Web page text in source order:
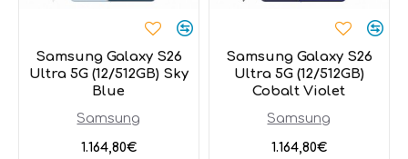
Samsung
Samsung Galaxy S26
Ultra 5G (12/512GB) Sky
Blue
1.164,80€
Samsung
Samsung Galaxy S26
Ultra 5G (12/512GB)
Cobalt Violet
1.164,80€